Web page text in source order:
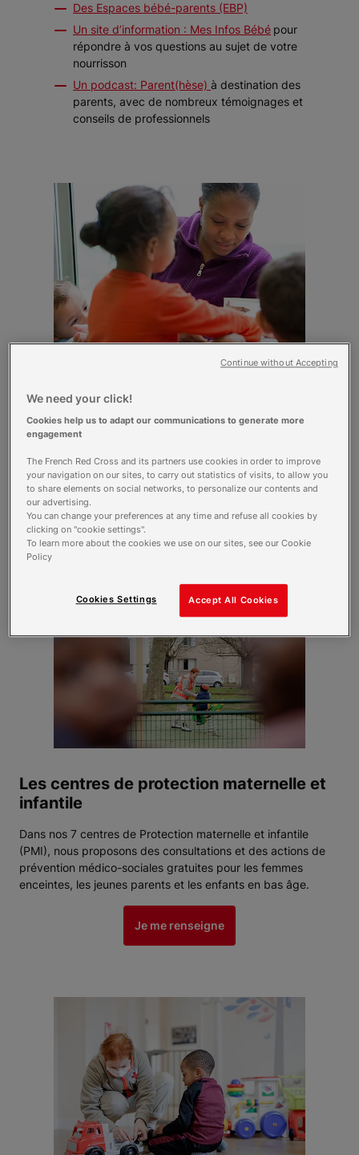
Des Espaces bébé-parents (EBP)
Un site d’information : Mes Infos Bébé pour
répondre à vos questions au sujet de votre
nourrisson
Un podcast: Parent(hèse) à destination des
parents, avec de nombreux témoignages et
conseils de professionnels
Les crèches
Vous recherchez un mode de garde pour prendre soin de
votre enfant en bas-âge ? Nos 55 crèches sont ouvertes à
tous et sans conditions.
Les centres de protection maternelle et
infantile
Dans nos 7 centres de Protection maternelle et infantile
(PMI), nous proposons des consultations et des actions de
prévention médico-sociales gratuites pour les femmes
enceintes, les jeunes parents et les enfants en bas âge.
Je me renseigne
We need your click!
Cookies help us to adapt our communications to generate more
engagement
The French Red Cross and its partners use cookies in order to improve
your navigation on our sites, to carry out statistics of visits, to allow you
to share elements on social networks, to personalize our contents and
our advertising.
You can change your preferences at any time and refuse all cookies by
clicking on "cookie settings".
To learn more about the cookies we use on our sites, see our Cookie
Policy
Accept All Cookies
Cookies Settings
Continue without Accepting